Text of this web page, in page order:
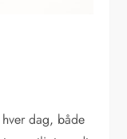
dag, både